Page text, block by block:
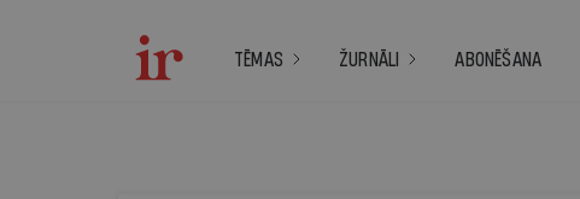
TĒMAS ŽURNĀLI ABONĒŠANA